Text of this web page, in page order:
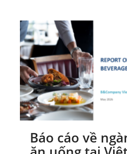
Báo cáo về